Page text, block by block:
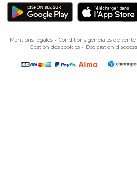
Mentions légales Conditions générales de vente
Gestion des cookies
Déclaration